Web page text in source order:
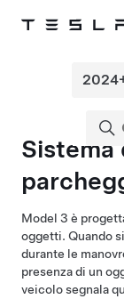
Sistema
Model 3 è
oggetti. Quando
durante le
presenza di un
veicolo segnala